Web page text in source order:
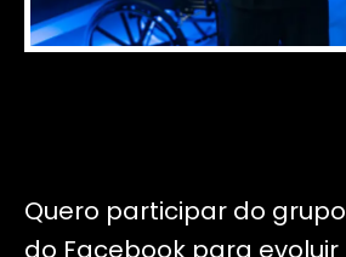
Quero participar do grupo
do Facebook para evoluir